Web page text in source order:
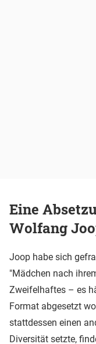
Eine
Wolfang
Joop habe sich
"Mädchen nach
Zweifelhaftes – es
Format abgesetzt
stattdessen einen
Diversität setzte,